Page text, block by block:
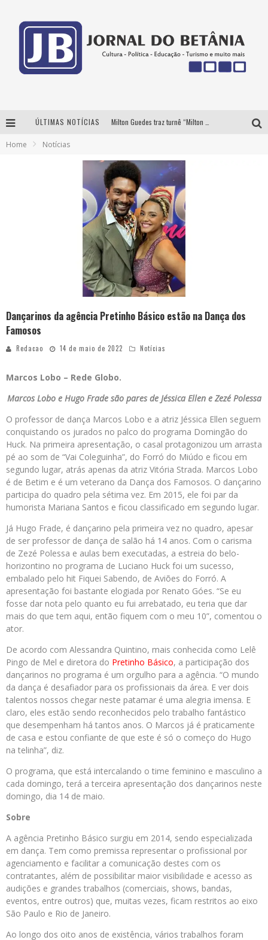
ÚLTIMAS NOTÍCIAS
Home Notícias
Dançarinos da agência Pretinho Básico estão na Dança dos
Famosos
Redacao 14 de maio de 2022 Notícias
Marcos Lobo – Rede Globo.
Marcos Lobo e Hugo Frade são pares de Jéssica Ellen e Zezé Polessa
O professor de dança Marcos Lobo e a atriz Jéssica Ellen seguem
conquistando os jurados no palco do programa Domingão do
Huck. Na primeira apresentação, o casal protagonizou um arrasta
pé ao som de “Vai Coleguinha”, do Forró do Miúdo e ficou em
segundo lugar, atrás apenas da atriz Vitória Strada. Marcos Lobo
é de Betim e é um veterano da Dança dos Famosos. O dançarino
participa do quadro pela sétima vez. Em 2015, ele foi par da
humorista Mariana Santos e ficou classificado em segundo lugar.
Já Hugo Frade, é dançarino pela primeira vez no quadro, apesar
de ser professor de dança de salão há 14 anos. Com o carisma
de Zezé Polessa e aulas bem executadas, a estreia do belo-
horizontino no programa de Luciano Huck foi um sucesso,
embalado pelo hit Fiquei Sabendo, de Aviões do Forró. A
apresentação foi bastante elogiada por Renato Góes. “Se eu
fosse dar nota pelo quanto eu fui arrebatado, eu teria que dar
mais do que tem aqui, então fiquem com o meu 10”, comentou o
ator.
De acordo com Alessandra Quintino, mais conhecida como Lelê
Pingo de Mel e diretora do Pretinho Básico, a participação dos
dançarinos no programa é um orgulho para a agência. “O mundo
da dança é desafiador para os profissionais da área. E ver dois
talentos nossos chegar neste patamar é uma alegria imensa. E
claro, eles estão sendo reconhecidos pelo trabalho fantástico
que desempenham há tantos anos. O Marcos já é praticamente
de casa e estou confiante de que este é só o começo do Hugo
na telinha”, diz.
O programa, que está intercalando o time feminino e masculino a
cada domingo, terá a terceira apresentação dos dançarinos neste
domingo, dia 14 de maio.
Sobre
A agência Pretinho Básico surgiu em 2014, sendo especializada
em dança. Tem como premissa representar o profissional por
agenciamento e facilitar a comunicação destes com os
contratantes, além de possibilitar maior visibilidade e acesso as
audições e grandes trabalhos (comerciais, shows, bandas,
eventos, entre outros) que, muitas vezes, ficam restritos ao eixo
São Paulo e Rio de Janeiro.
Ao longo dos oito anos de existência, vários trabalhos foram